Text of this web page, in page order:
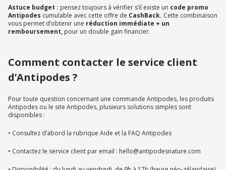
Astuce budget : pensez toujours à vérifier s’il existe un code promo
Antipodes cumulable avec cette offre de CashBack. Cette combinaison
vous permet d’obtenir une réduction immédiate + un
remboursement, pour un double gain financier.
Comment contacter le service client
d’Antipodes ?
Pour toute question concernant une commande Antipodes, les produits
Antipodes ou le site Antipodes, plusieurs solutions simples sont
disponibles :
• Consultez d’abord la rubrique Aide et la FAQ Antipodes
• Contactez le service client par email : hello@antipodesnature.com